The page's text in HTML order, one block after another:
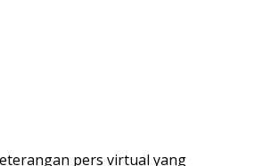
pers virtual yang